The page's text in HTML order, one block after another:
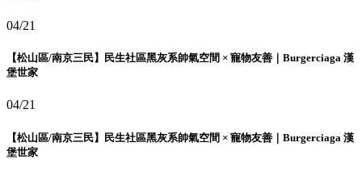
04/21
【松山區/南京三民】民生社區黑灰系帥氣空間 × 寵物友善｜Burgerciaga 漢
堡世家
04/21
【松山區/南京三民】民生社區黑灰系帥氣空間 × 寵物友善｜Burgerciaga 漢
堡世家